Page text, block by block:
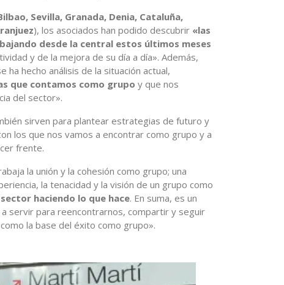
Sevilla, Granada, Denia, Cataluña,
), los asociados han podido descubrir «las
desde la central estos últimos meses
y de la mejora de su día a día». Además,
ha hecho análisis de la situación actual,
que contamos como grupo y que nos
del sector».
sirven para plantear estrategias de futuro y
los que nos vamos a encontrar como grupo y a
frente.
la unión y la cohesión como grupo; una
la tenacidad y la visión de un grupo como
haciendo lo que hace. En suma, es un
servir para reencontrarnos, compartir y seguir
la base del éxito como grupo».